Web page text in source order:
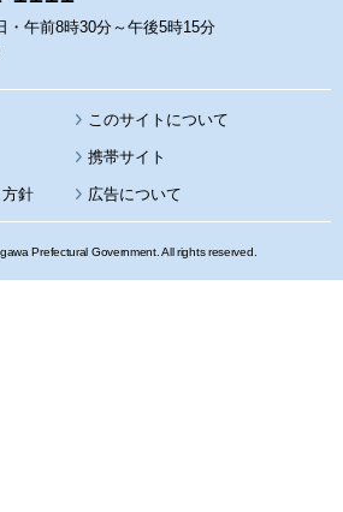
・午前8時30分～午後5時15分
このサイトについて
携帯サイト
針 広告について
Prefectural Government. All rights reserved.